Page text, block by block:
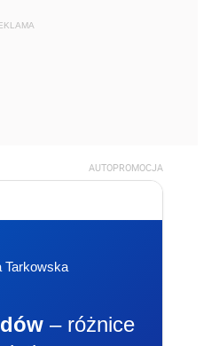
AUTOPROMOCJA
Tarkowska
– różnice